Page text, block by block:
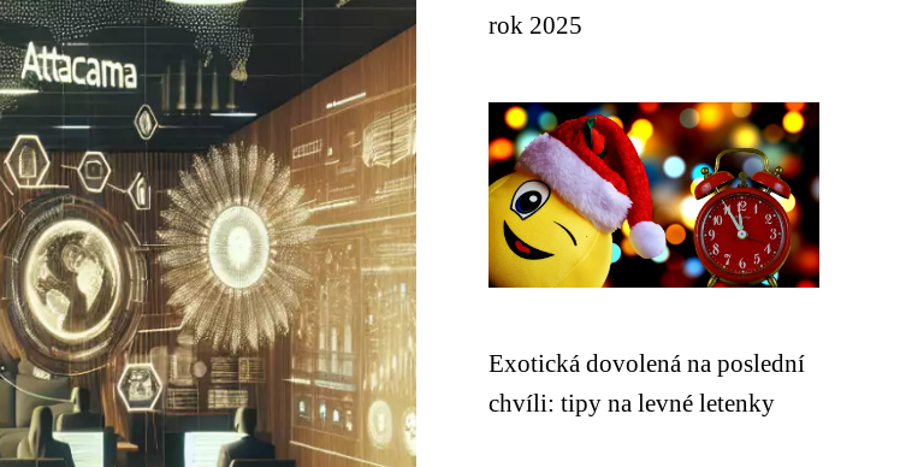
rok 2025
Exotická dovolená na poslední
chvíli: tipy na levné letenky